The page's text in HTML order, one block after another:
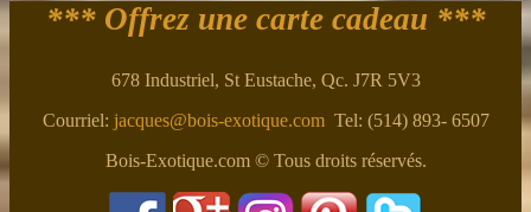
*** Offrez une carte cadeau ***
678 Industriel, St Eustache, Qc. J7R 5V3
Courriel: jacques@bois-exotique.comTel: (514) 893- 6507
Bois-Exotique.com © Tous droits réservés.